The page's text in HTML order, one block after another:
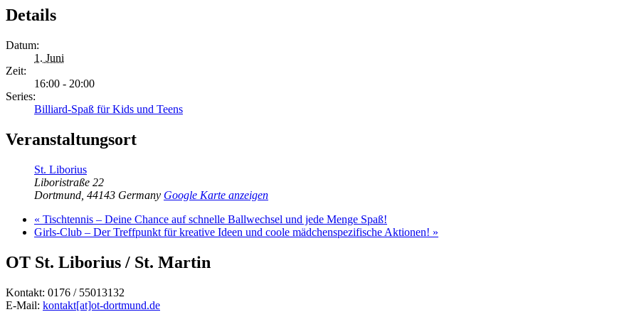
Details
Datum:
1. Juni
Zeit:
16:00 - 20:00
Series:
Billiard-Spaß für Kids und Teens
Veranstaltungsort
St. Liborius
Liboristraße 22
Dortmund 44143 Germany Google Karte anzeigen
« Tischtennis – Deine Chance auf schnelle Ballwechsel und jede Menge Spaß!
Girls-Club – Der Treffpunkt für kreative Ideen und coole mädchenspezifische Aktionen! »
OT St. Liborius / St. Martin
Kontakt: 0176 / 55013132
E-Mail: kontakt[at]ot-dortmund.de